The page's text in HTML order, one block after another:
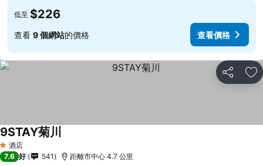
低至 $226
查看 9 個網站的價格 查看價格
分享 放
1 星級
酒店
9STAY菊川
7.6 好 541 距離市中心 4.7 公里